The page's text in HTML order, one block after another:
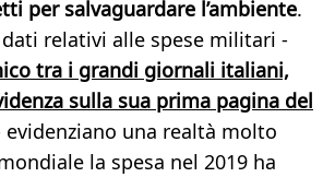
per salvaguardare l’ambiente.
relativi alle spese militari -
tra i grandi giornali italiani,
sulla sua prima pagina del
evidenziano una realtà molto
la spesa nel 2019 ha